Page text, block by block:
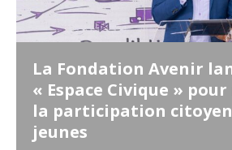
La Fondation Avenir
« Espace Civique »
la participation
jeunes